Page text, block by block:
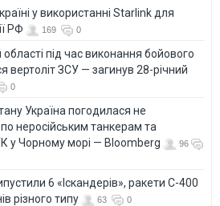
у використанні Starlink для
РФ
169 0
області під час виконання бойового
вертоліт ЗСУ — загинув 28-річний
0
Україна погодилася не
неросійським танкерам та
у Чорному морі — Bloomberg
96
6 «Іскандерів», ракети С-400
різного типу
63 0